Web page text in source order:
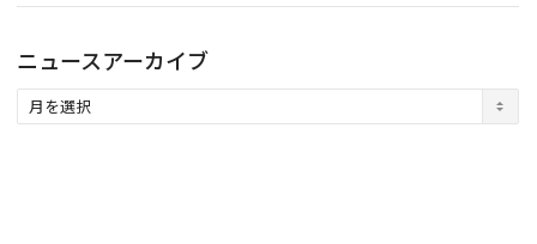
ニュースアーカイブ
ュ